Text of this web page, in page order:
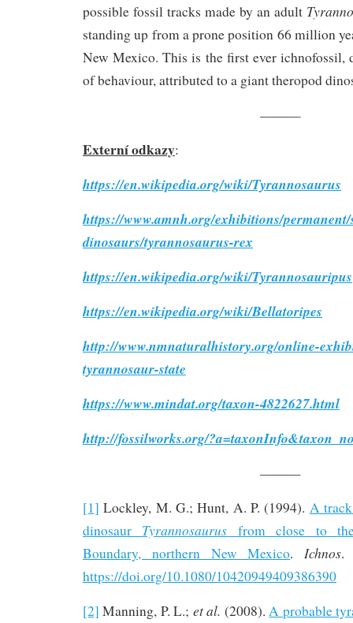
possible fossil tracks made by an adult
standing up from a prone position 66 million
New Mexico. This is the first ever ichnofossil,
of behaviour, attributed to a giant theropod
———
Externí odkazy:
https://en.wikipedia.org/wiki/Tyrannosaurus
https://www.amnh.org/exhibitions/
dinosaurs/tyrannosaurus-rex
https://en.wikipedia.org/wiki/Tyrannosauripus
https://en.wikipedia.org/wiki/Bellatoripes
http://www.nmnaturalhistory.org/online-
tyrannosaur-state
https://www.mindat.org/taxon-4822627.html
http://fossilworks.org/
———
[1] Lockley, M. G.; Hunt, A. P. (1994). A
dinosaur Tyrannosaurus from close to the
Boundary, northern New Mexico. Ichnos
https://doi.org/10.1080/10420949409386390
[2] Manning, P. L.; et al. (2008). A probable